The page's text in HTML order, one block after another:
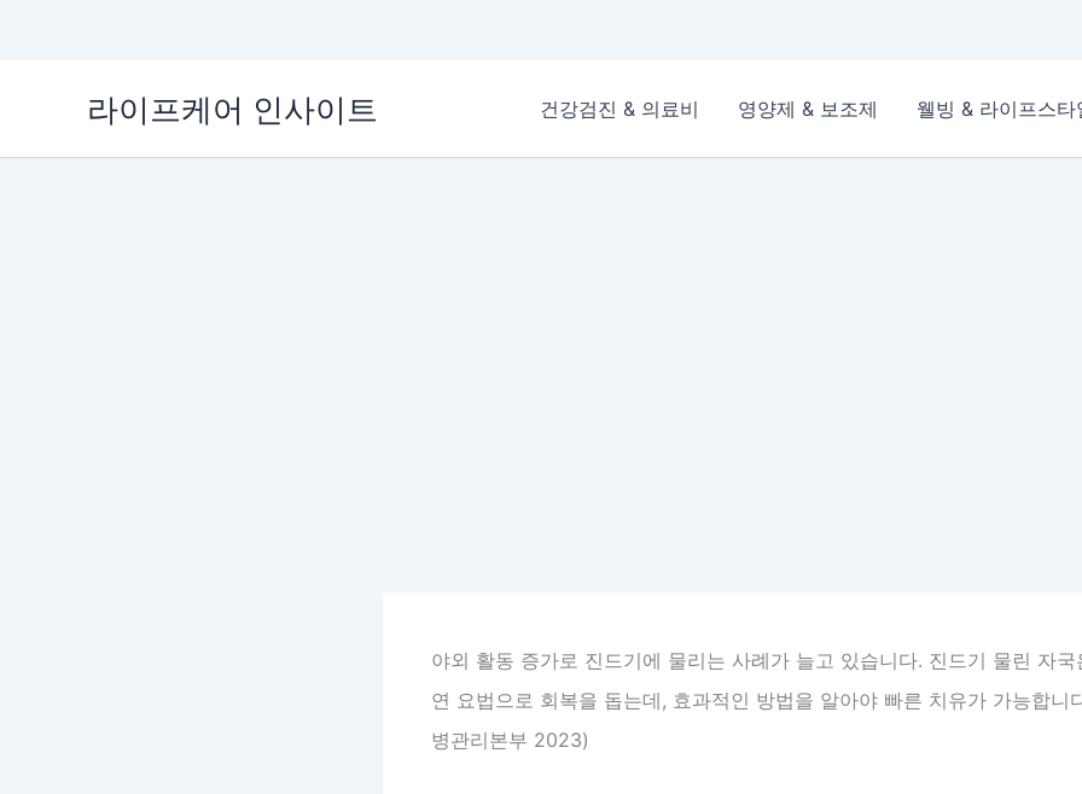
라이프케어 인사이트 건강검진 & 의료비 영양제 & 보조제 웰빙 & 라이프스타
야외 활동 증가로 진드기에 물리는 사례가 늘고 있습니다. 진드기 물린 자
연 요법으로 회복을 돕는데, 효과적인 방법을 알아야 빠른 치유가 가능합니
병관리본부 2023)